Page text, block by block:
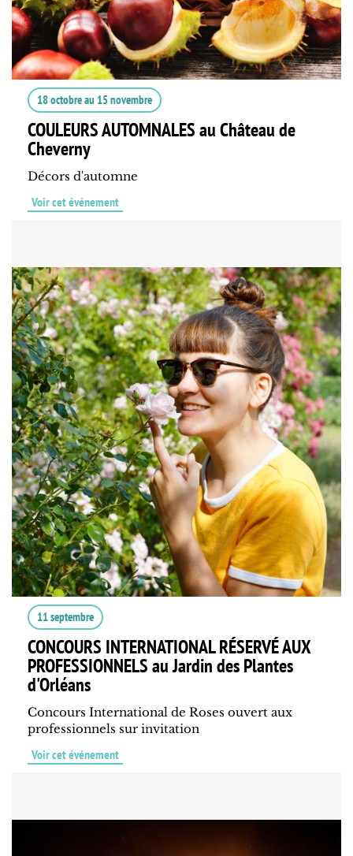
18 octobreau 15 novembre
COULEURS AUTOMNALES au Château de
Cheverny
Décors d'automne
Voir cet événement
11 septembre
CONCOURS INTERNATIONAL RÉSERVÉ AUX
PROFESSIONNELS au Jardin des Plantes
d'Orléans
Concours International de Roses ouvert aux
professionnels sur invitation
Voir cet événement